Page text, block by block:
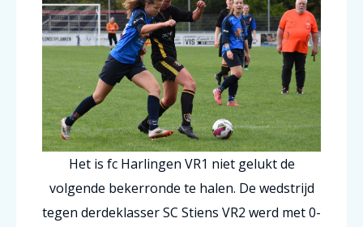
Het is fc Harlingen VR1 niet gelukt de
volgende bekerronde te halen. De wedstrijd
tegen derdeklasser SC Stiens VR2 werd met 0-